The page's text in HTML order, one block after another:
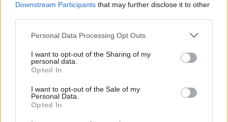
Downstream Participants that may further disclose it to other
Please note that this website/app uses one or more Google
not limited to your visit or usage behaviour. You may click to
grant or deny consent to Google and its third-party tags to
use your data for below specified purposes in below Google
consent section.
Personal Data Processing Opt Outs
I want to opt-out of the Sharing of my
personal data.
Opted In
I want to opt-out of the Sale of my
Personal Data.
Opted In
#MÁRTA #HÁRFA #VILÁGSZTÁR
Népszerű